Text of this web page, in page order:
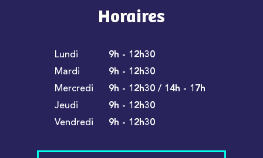
Horaires
Lundi
9h - 12h30
Mardi
9h - 12h30
Mercredi
9h - 12h30 / 14h - 17h
Jeudi
9h - 12h30
Vendredi
9h - 12h30